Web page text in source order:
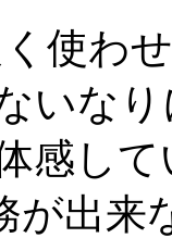
使わ
いな
感し
が出来